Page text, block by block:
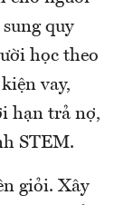
quy
học theo
vay,
hạn trả nợ,
STEM.
giỏi. Xây